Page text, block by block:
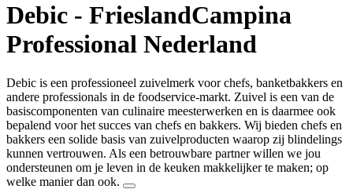
Debic - FrieslandCampina
Professional Nederland
Debic is een professioneel zuivelmerk voor chefs, banketbakkers en
andere professionals in de foodservice-markt. Zuivel is een van de
basiscomponenten van culinaire meesterwerken en is daarmee ook
bepalend voor het succes van chefs en bakkers. Wij bieden chefs en
bakkers een solide basis van zuivelproducten waarop zij blindelings
kunnen vertrouwen. Als een betrouwbare partner willen we jou
ondersteunen om je leven in de keuken makkelijker te maken; op
welke manier dan ook.